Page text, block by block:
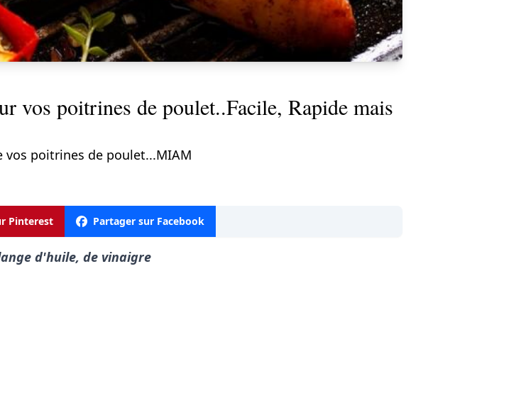
vos poitrines de poulet..Facile, Rapide mais
poitrines de poulet...MIAM
Pinterest Partager sur Facebook
d'huile, de vinaigre